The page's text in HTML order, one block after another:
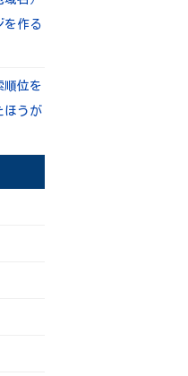
を作る
順位を
ほうが